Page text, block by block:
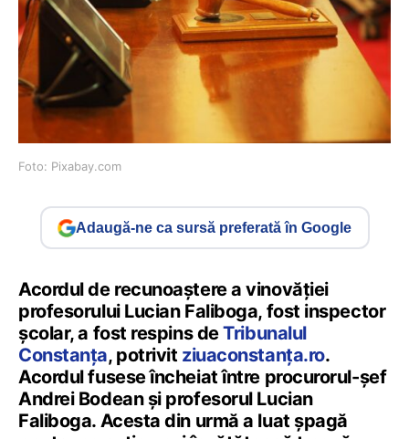
Foto: Pixabay.com
Adaugă-ne ca sursă preferată în Google
Acordul de recunoaștere a vinovăției
profesorului Lucian Faliboga, fost inspector
școlar, a fost respins deTribunalul
Constanța, potrivit ziuaconstanța.ro.
Acordul fusese încheiat între procurorul-șef
Andrei Bodean și profesorul Lucian
Faliboga. Acesta din urmă a luat șpagă